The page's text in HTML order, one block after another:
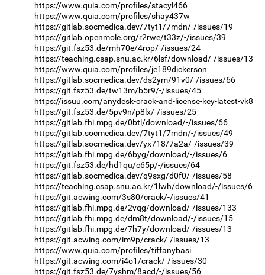
https://www.quia.com/profiles/stacyl466
https://www.quia.com/profiles/shay437w
https://gitlab.socmedica.dev/7tyt1/7mdn/-/issues/19
https://gitlab.openmole.org/r2rwe/t33z/-/issues/39
https://git.fsz53.de/mh70e/4rop/-/issues/24
https://teaching.csap.snu.ac.kr/6lsf/download/-/issues/13
https://www.quia.com/profiles/je189dickerson
https://gitlab.socmedica.dev/ds2ym/91v0/-/issues/66
https://git.fsz53.de/tw13m/b5r9/-/issues/45
https://issuu.com/anydesk-crack-and-license-key-latest-vk8
https://git.fsz53.de/5pv9n/p8lx/-/issues/25
https://gitlab.fhi.mpg.de/0btl/download/-/issues/66
https://gitlab.socmedica.dev/7tyt1/7mdn/-/issues/49
https://gitlab.socmedica.dev/yx718/7a2a/-/issues/39
https://gitlab.fhi.mpg.de/6byg/download/-/issues/6
https://git.fsz53.de/hd1qu/c65p/-/issues/64
https://gitlab.socmedica.dev/q9sxg/d0f0/-/issues/58
https://teaching.csap.snu.ac.kr/1lwh/download/-/issues/6
https://git.acwing.com/3s80/crack/-/issues/41
https://gitlab.fhi.mpg.de/2vqg/download/-/issues/133
https://gitlab.fhi.mpg.de/dm8t/download/-/issues/15
https://gitlab.fhi.mpg.de/7h7y/download/-/issues/13
https://git.acwing.com/im9p/crack/-/issues/13
https://www.quia.com/profiles/tiffanybasi
https://git.acwing.com/i4o1/crack/-/issues/30
https://git.fsz53.de/7yshm/8acd/-/issues/56